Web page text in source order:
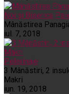
Noi și Biserica
Mânăstirea
iul. 7, 2018
Pelerinaje
3 Mânăstiri, 2
Makri
iun. 19, 2018